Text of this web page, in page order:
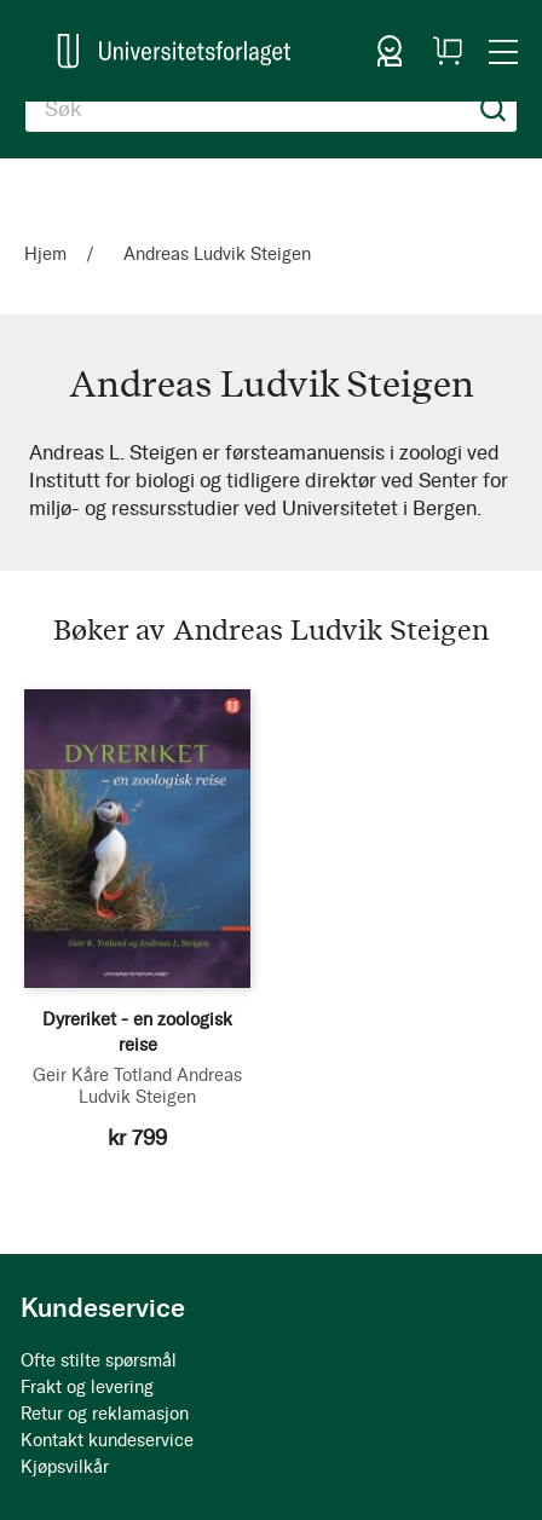
Logg inn
Handlekurv
Hjem Andreas Ludvik Steigen
Andreas Ludvik Steigen
Andreas
Ludvik
Andreas L. Steigen er førsteamanuensis i zoologi ved
Institutt for biologi og tidligere direktør ved Senter for
miljø- og ressursstudier ved Universitetet i Bergen.
Bøker av Andreas Ludvik Steigen
Dyreriket - en zoologisk
reise
Geir Kåre Totland Andreas
Ludvik Steigen
kr 799
Kundeservice
Ofte stilte spørsmål
Frakt og levering
Retur og reklamasjon
Kontakt kundeservice
Kjøpsvilkår